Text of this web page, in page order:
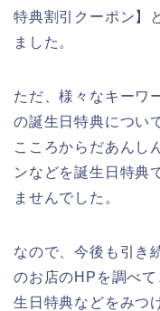
特典割引クーポン】
ました。
ただ、様々なキーワ
の誕生日特典につい
こころからだあんし
ンなどを誕生日特典
ませんでした。
なので、今後も引き
のお店のHPを調べ
生日特典などをみつ